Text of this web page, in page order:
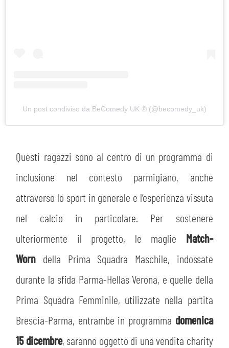
CERCA
Un post condiviso da BeComedy UK ®️ (@becomedy_uk)
Questi ragazzi sono al centro di un programma di
inclusione nel contesto parmigiano, anche
attraverso lo sport in generale e l’esperienza vissuta
nel calcio in particolare. Per sostenere
ulteriormente il progetto, le maglie Match-
Worn della Prima Squadra Maschile, indossate
durante la sfida Parma-Hellas Verona, e quelle della
Prima Squadra Femminile, utilizzate nella partita
Brescia-Parma, entrambe in programma domenica
15 dicembre, saranno oggetto di una vendita charity